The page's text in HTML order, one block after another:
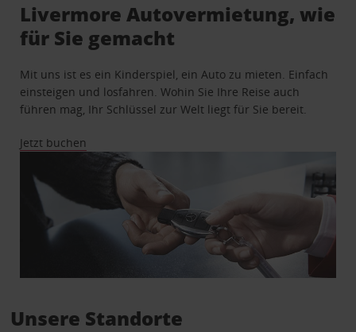
Livermore Autovermietung, wie
für Sie gemacht
Mit uns ist es ein Kinderspiel, ein Auto zu mieten. Einfach
einsteigen und losfahren. Wohin Sie Ihre Reise auch
führen mag, Ihr Schlüssel zur Welt liegt für Sie bereit.
Jetzt buchen
Unsere Standorte